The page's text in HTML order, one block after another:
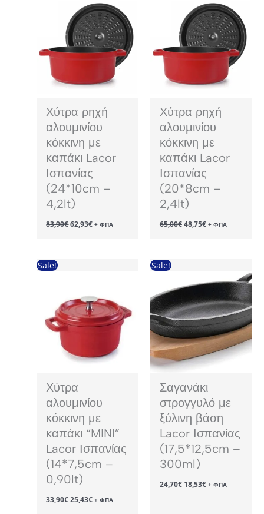
Χύτρα ρηχή
αλουμινίου
κόκκινη με
καπάκι Lacor
Ισπανίας
(24*10cm –
4,2lt)
83,90€Original
price
62,93€Η+ ΦΠΑ
Χύτρα ρηχή
αλουμινίου
κόκκινη με
καπάκι Lacor
Ισπανίας
(20*8cm –
2,4lt)
65,00€ Original
price
48,75€Η+ ΦΠΑ
Sale!
Χύτρα
αλουμινίου
κόκκινη με
καπάκι “MINI”
Lacor Ισπανίας
(14*7,5cm –
0,90lt)
33,90€Original
price
25,43€Η+ ΦΠΑ
Sale!
Σαγανάκι
στρογγυλό με
ξύλινη βάση
Lacor Ισπανίας
(17,5*12,5cm –
300ml)
24,70€ Original
price
18,53€Η+ ΦΠΑ